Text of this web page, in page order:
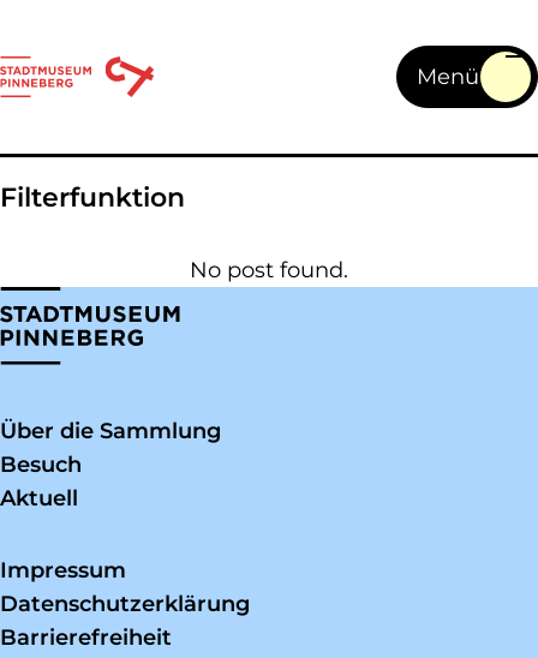
Filterfunktion
No post found.
Über die Sammlung
Besuch
Aktuell
Impressum
Datenschutzerklärung
Barrierefreiheit